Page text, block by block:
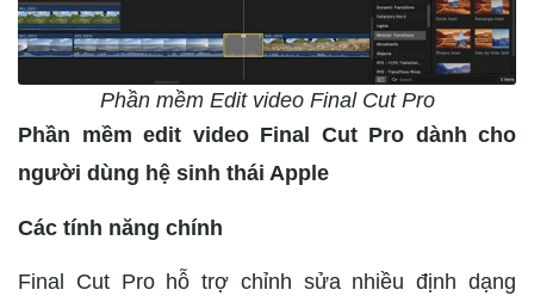
Phần mềm Edit video Final Cut Pro
Phần mềm edit video Final Cut Pro dành cho
người dùng hệ sinh thái Apple
Các tính năng chính
Final Cut Pro hỗ trợ chỉnh sửa nhiều định dạng